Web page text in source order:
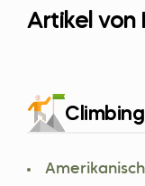
Artikel von
Climbing